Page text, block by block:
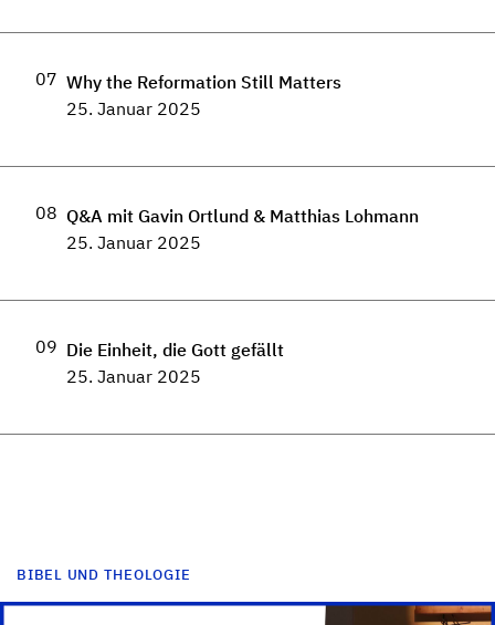
07 Why the Reformation Still Matters
25. Januar 2025
08 Q&A mit Gavin Ortlund & Matthias Lohmann
25. Januar 2025
09 Die Einheit, die Gott gefällt
25. Januar 2025
BIBEL UND THEOLOGIE